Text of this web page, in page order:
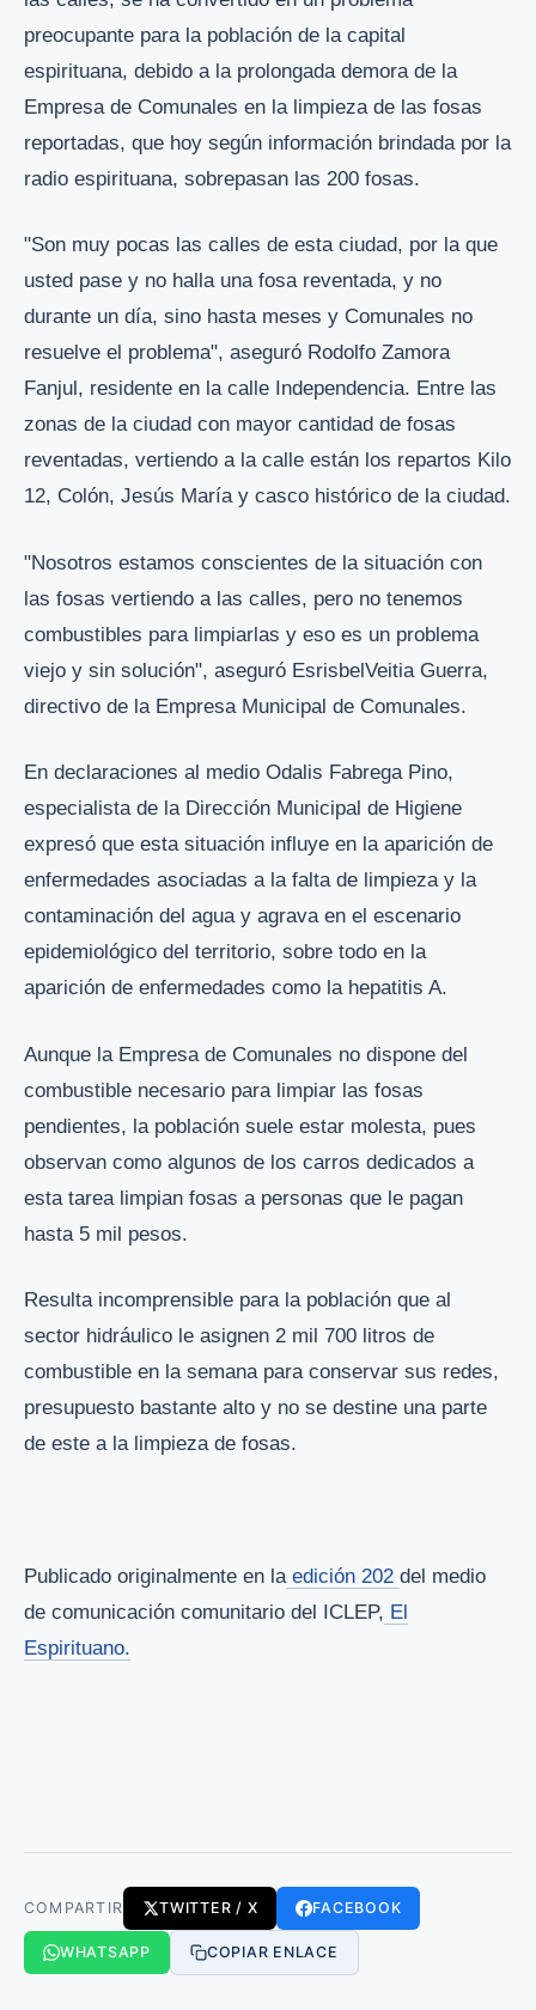
preocupante para la población de la capital
espirituana, debido a la prolongada demora de la
Empresa de Comunales en la limpieza de las fosas
reportadas, que hoy según información brindada por la
radio espirituana, sobrepasan las 200 fosas.
"Son muy pocas las calles de esta ciudad, por la que
usted pase y no halla una fosa reventada, y no
durante un día, sino hasta meses y Comunales no
resuelve el problema", aseguró Rodolfo Zamora
Fanjul, residente en la calle Independencia. Entre las
zonas de la ciudad con mayor cantidad de fosas
reventadas, vertiendo a la calle están los repartos Kilo
12, Colón, Jesús María y casco histórico de la ciudad.
"Nosotros estamos conscientes de la situación con
las fosas vertiendo a las calles, pero no tenemos
combustibles para limpiarlas y eso es un problema
viejo y sin solución", aseguró EsrisbelVeitia Guerra,
directivo de la Empresa Municipal de Comunales.
En declaraciones al medio Odalis Fabrega Pino,
especialista de la Dirección Municipal de Higiene
expresó que esta situación influye en la aparición de
enfermedades asociadas a la falta de limpieza y la
contaminación del agua y agrava en el escenario
epidemiológico del territorio, sobre todo en la
aparición de enfermedades como la hepatitis A.
Aunque la Empresa de Comunales no dispone del
combustible necesario para limpiar las fosas
pendientes, la población suele estar molesta, pues
observan como algunos de los carros dedicados a
esta tarea limpian fosas a personas que le pagan
hasta 5 mil pesos.
Resulta incomprensible para la población que al
sector hidráulico le asignen 2 mil 700 litros de
combustible en la semana para conservar sus redes,
presupuesto bastante alto y no se destine una parte
de este a la limpieza de fosas.
Publicado originalmente en laedición 202 del medio
de comunicación comunitario del ICLEP, El
Espirituano.
COMPARTIR TWITTER / X FACEBOOK
WHATSAPP COPIAR ENLACE